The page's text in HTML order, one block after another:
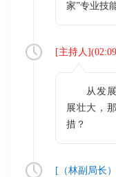
家”专业技
[主持人](
从发
展壮大，
措？
[（林副局长